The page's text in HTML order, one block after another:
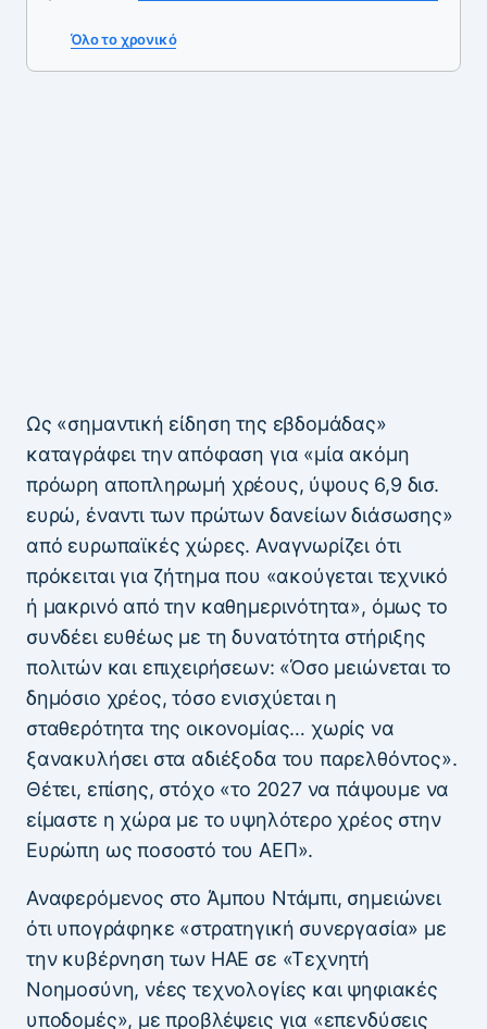
Όλο το χρονικό
Ως «σημαντική είδηση της εβδομάδας»
καταγράφει την απόφαση για «μία ακόμη
πρόωρη αποπληρωμή χρέους, ύψους 6,9 δισ.
ευρώ, έναντι των πρώτων δανείων διάσωσης»
από ευρωπαϊκές χώρες. Αναγνωρίζει ότι
πρόκειται για ζήτημα που «ακούγεται τεχνικό
ή μακρινό από την καθημερινότητα», όμως το
συνδέει ευθέως με τη δυνατότητα στήριξης
πολιτών και επιχειρήσεων: «Όσο μειώνεται το
δημόσιο χρέος, τόσο ενισχύεται η
σταθερότητα της οικονομίας… χωρίς να
ξανακυλήσει στα αδιέξοδα του παρελθόντος».
Θέτει, επίσης, στόχο «το 2027 να πάψουμε να
είμαστε η χώρα με το υψηλότερο χρέος στην
Ευρώπη ως ποσοστό του ΑΕΠ».
Αναφερόμενος στο Άμπου Ντάμπι, σημειώνει
ότι υπογράφηκε «στρατηγική συνεργασία» με
την κυβέρνηση των ΗΑΕ σε «Τεχνητή
Νοημοσύνη, νέες τεχνολογίες και ψηφιακές
υποδομές», με προβλέψεις για «επενδύσεις